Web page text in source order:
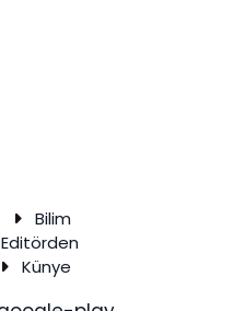
Bilim
Editörden
Künye